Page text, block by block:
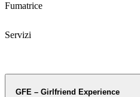
Alcuni contenuti non si
svelano a chiunque.
Fumatrice
Servizi
GFE – Girlfriend Experience